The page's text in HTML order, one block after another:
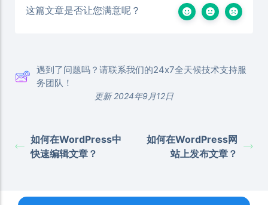
这篇文章是否让您满意呢？
遇到了问题吗？请联系我们的24x7全天候技术支持服
务团队！
更新 2024年9月12日
如何在WordPress中
快速编辑文章？
如何在WordPress网
站上发布文章？